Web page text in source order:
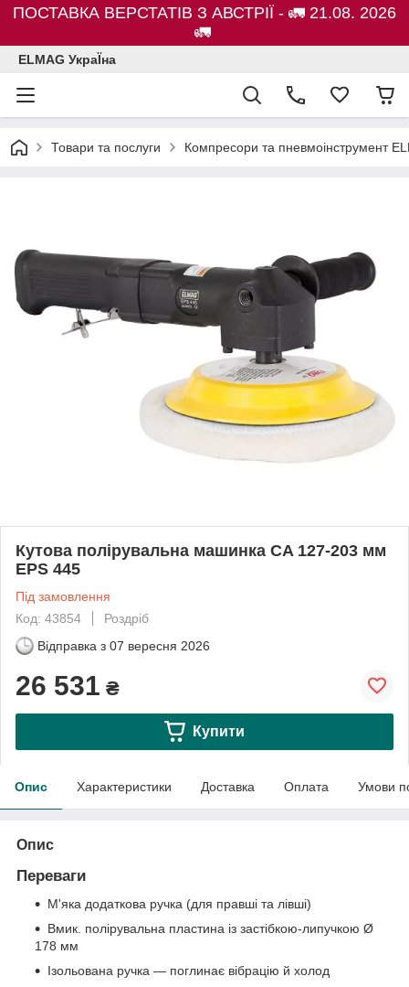
ПОСТАВКА ВЕРСТАТІВ З АВСТРІЇ - 🚛 21.08. 2026
🚛
ELMAG УкраЇна
Товари та послуги Компресори та пневмоінструмент
Кутова полірувальна машинка CA 127-203 мм
EPS 445
Під замовлення
Код: 43854
Роздріб
Відправка з 07 вересня 2026
26 531 ₴
Купити
Опис Характеристики Доставка Оплата Умови
Опис
Переваги
М'яка додаткова ручка (для правші та лівші)
Вмик. полірувальна пластина із застібкою-липучкою Ø
178 мм
Ізольована ручка — поглинає вібрацію й холод